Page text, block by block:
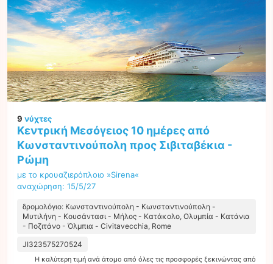
9 νύχτες
Κεντρική Μεσόγειος 10 ημέρες από
Κωνσταντινούπολη προς Σιβιταβέκια -
Ρώμη
με το κρουαζιερόπλοιο »Sirena«
αναχώρηση: 15/5/27
δρομολόγιο: Κωνσταντινούπολη - Κωνσταντινούπολη -
Μυτιλήνη - Κουσάντασι - Μήλος - Κατάκολο, Ολυμπία - Κατάνια
- Ποζιτάνο - Όλμπια - Civitavecchia, Rome
JI323575270524
Η καλύτερη τιμή ανά άτομο από όλες τις προσφορές ξεκινώντας από